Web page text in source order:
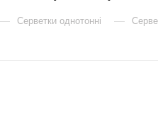
— Серветки однотонні —